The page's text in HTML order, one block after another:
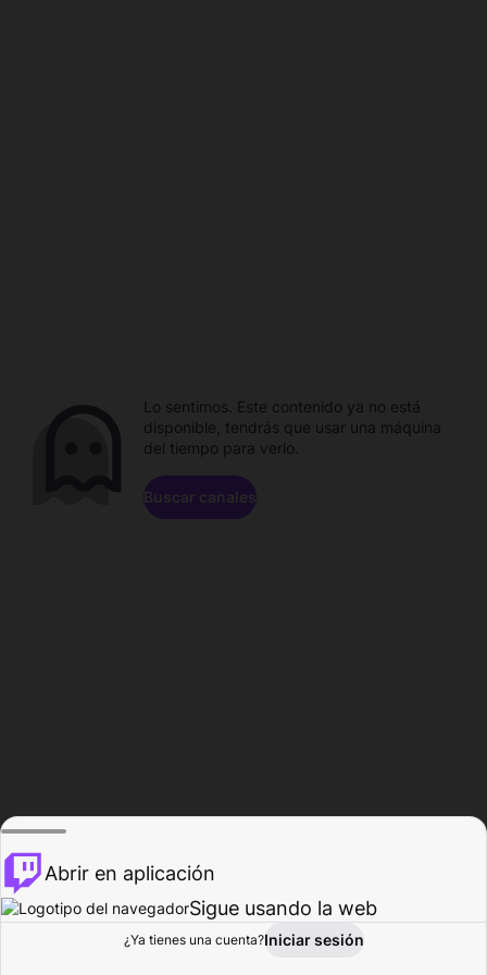
Explorar Actividad
Lo sentimos. Este contenido ya no está
disponible, tendrás que usar una máquina
del tiempo para verlo.
Buscar canales
Abrir en aplicación
Sigue usando la web
¿Ya tienes una cuenta?Iniciar sesión